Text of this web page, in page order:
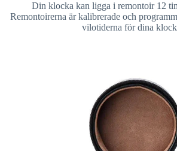
Din klocka kan ligga i remontoir 12
Remontoirerna är kalibrerade och
vilotiderna för dina